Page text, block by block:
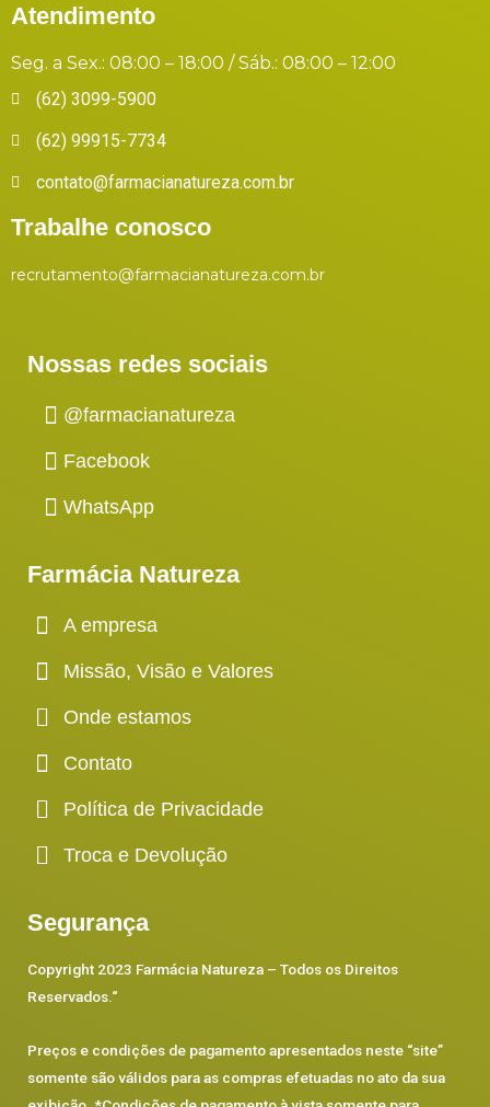
Atendimento
Seg. a Sex.: 08:00 – 18:00 / Sáb.: 08:00 – 12:00
(62) 3099-5900
(62) 99915-7734
contato@farmacianatureza.com.br
Trabalhe conosco
recrutamento@farmacianatureza.com.br
Nossas redes sociais
@farmacianatureza
Facebook
WhatsApp
Farmácia Natureza
A empresa
Missão, Visão e Valores
Onde estamos
Contato
Política de Privacidade
Troca e Devolução
Segurança
Copyright 2023 Farmácia Natureza – Todos os Direitos
Reservados.“
Preços e condições de pagamento apresentados neste “site”
somente são válidos para as compras efetuadas no ato da sua